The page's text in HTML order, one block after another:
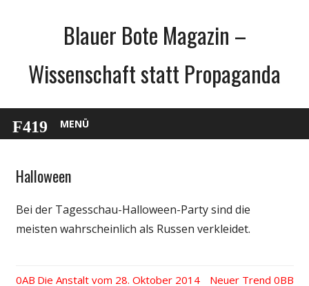
Blauer Bote Magazin –
Wissenschaft statt Propaganda
MENÜ
Medien
Satire
Spruch
Halloween
Bei der Tagesschau-Halloween-Party sind die
meisten wahrscheinlich als Russen verkleidet.
Vorheriger
Die Anstalt vom 28. Oktober 2014
Nächster
Neuer Trend